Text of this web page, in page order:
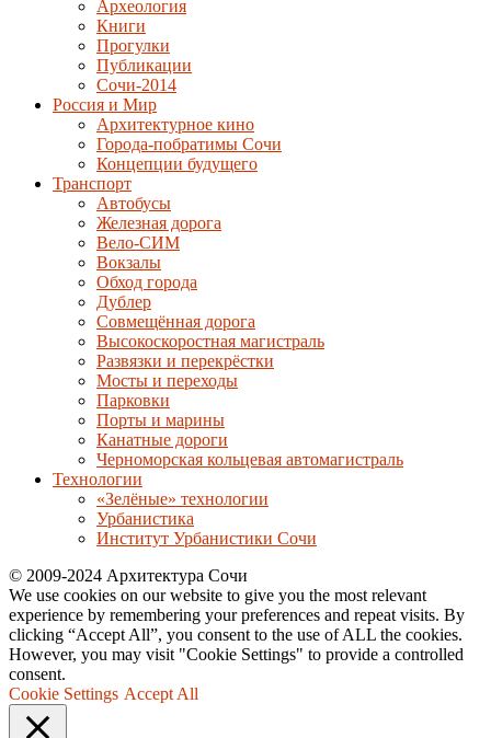
Археология
Книги
Прогулки
Публикации
Сочи-2014
Россия и Мир
Архитектурное кино
Города-побратимы Сочи
Концепции будущего
Транспорт
Автобусы
Железная дорога
Вело-СИМ
Вокзалы
Обход города
Дублер
Совмещённая дорога
Высокоскоростная магистраль
Развязки и перекрёстки
Мосты и переходы
Парковки
Порты и марины
Канатные дороги
Черноморская кольцевая автомагистраль
Технологии
«Зелёные» технологии
Урбанистика
Институт Урбанистики Сочи
© 2009-2024 Архитектура Сочи
We use cookies on our website to give you the most relevant
experience by remembering your preferences and repeat visits. By
clicking “Accept All”, you consent to the use of ALL the cookies.
However, you may visit "Cookie Settings" to provide a controlled
consent.
Cookie Settings Accept All